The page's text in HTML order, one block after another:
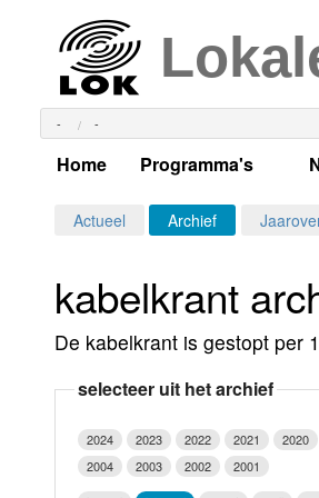
- -
Home Programma's
Alle dagen
Per dag
Luister LOK Live
Actueel Archief
kabelkrant
De kabelkrant is gestopt per
selecteer uit het archief
2024 2023 2022 2021 2020
2004
2003 2002
2001